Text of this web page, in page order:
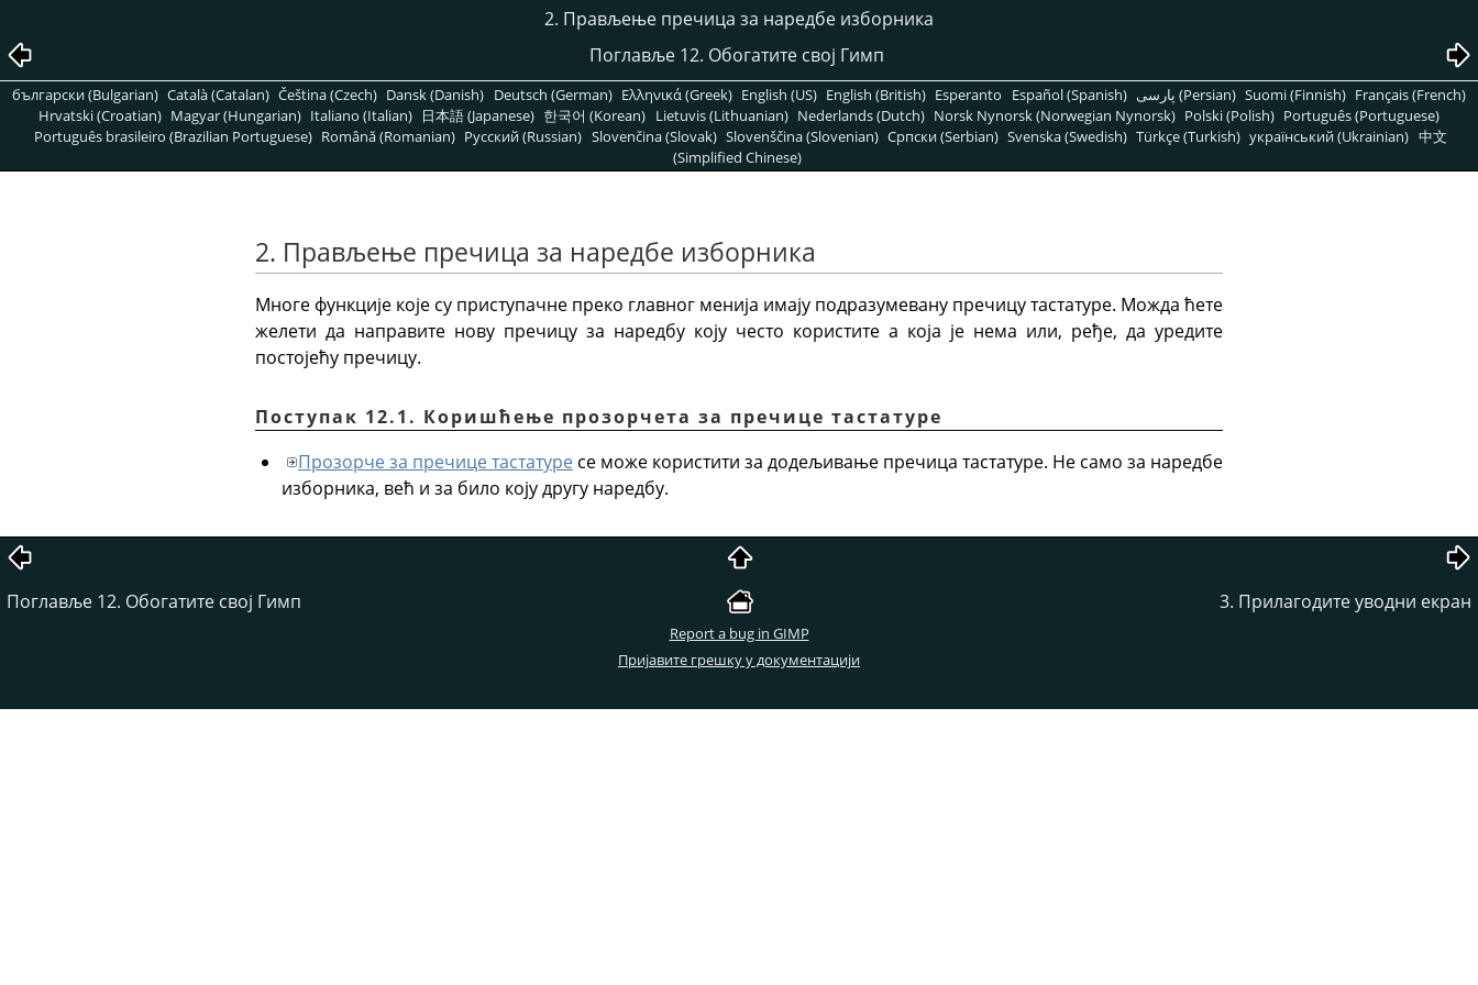
2. Прављење пречица за наредбе изборника
Поглавље 12. Обогатите свој Гимп
български (Bulgarian) Català (Catalan) Čeština (Czech) Dansk (Danish) Deutsch (German) Ελληνικά (Greek) English (US) English (British) Esperanto Español (Spanish) پارسی (Persian) Suomi (Finnish) Français (French)
Hrvatski (Croatian) Magyar (Hungarian) Italiano (Italian) 日本語 (Japanese) 한국어 (Korean) Lietuvis (Lithuanian) Nederlands (Dutch) Norsk Nynorsk (Norwegian Nynorsk) Polski (Polish) Português (Portuguese)
Português brasileiro (Brazilian Portuguese) Română (Romanian) Pусский (Russian) Slovenčina (Slovak) Slovenščina (Slovenian) Српски (Serbian) Svenska (Swedish) Türkçe (Turkish) український (Ukrainian) 中文
(Simplified Chinese)
2. Прављење пречица за наредбе изборника
Многе функције које су приступачне преко главног менија имају подразумевану пречицу тастатуре. Можда ћете
желети да направите нову пречицу за наредбу коју често користите а која је нема или, ређе, да уредите
постојећу пречицу.
Поступак 12.1. Коришћење прозорчета за пречице тастатуре
Прозорче за пречице тастатуре се може користити за додељивање пречица тастатуре. Не само за наредбе
изборника, већ и за било коју другу наредбу.
Поглавље 12. Обогатите свој Гимп 3. Прилагодите уводни екран
Report a bug in GIMP
Пријавите грешку у документацији